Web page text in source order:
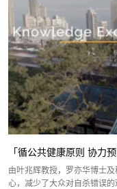
「循公共健康原则 协力预
由叶兆辉教授，罗亦华博士
心，减少了大众对自杀错误